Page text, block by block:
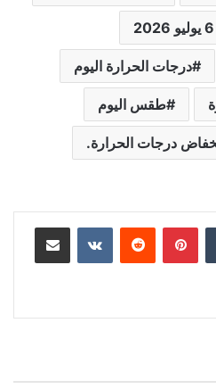
درجات الحرارة اليوم
طقس اليوم
درجات الحرارة.
بينتيريست مشاركة عبر البريد